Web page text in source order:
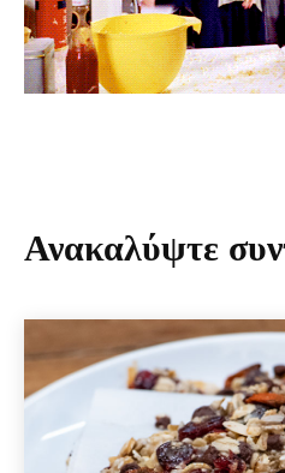
Ανακαλύψτε